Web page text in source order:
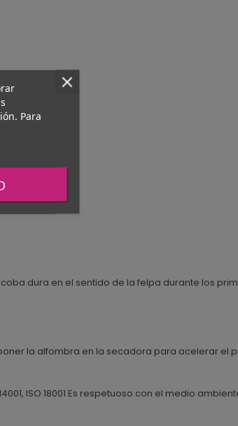
dura en el sentido de la felpa durante los
la alfombra en la secadora para acelerar el
ISO 18001 Es respetuoso con el medio
Para